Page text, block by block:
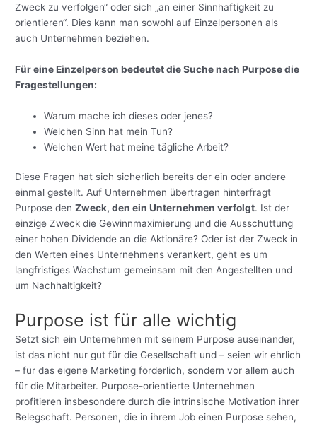
Zweck zu verfolgen“ oder sich „an einer Sinnhaftigkeit zu
orientieren“. Dies kann man sowohl auf Einzelpersonen als
auch Unternehmen beziehen.
Für eine Einzelperson bedeutet die Suche nach Purpose die
Fragestellungen:
Warum mache ich dieses oder jenes?
Welchen Sinn hat mein Tun?
Welchen Wert hat meine tägliche Arbeit?
Diese Fragen hat sich sicherlich bereits der ein oder andere
einmal gestellt. Auf Unternehmen übertragen hinterfragt
Purpose denZweck, den ein Unternehmen verfolgt. Ist der
einzige Zweck die Gewinnmaximierung und die Ausschüttung
einer hohen Dividende an die Aktionäre? Oder ist der Zweck in
den Werten eines Unternehmens verankert, geht es um
langfristiges Wachstum gemeinsam mit den Angestellten und
um Nachhaltigkeit?
Purpose ist für alle wichtig
Setzt sich ein Unternehmen mit seinem Purpose auseinander,
ist das nicht nur gut für die Gesellschaft und – seien wir ehrlich
– für das eigene Marketing förderlich, sondern vor allem auch
für die Mitarbeiter. Purpose-orientierte Unternehmen
profitieren insbesondere durch die intrinsische Motivation ihrer
Belegschaft. Personen, die in ihrem Job einen Purpose sehen,